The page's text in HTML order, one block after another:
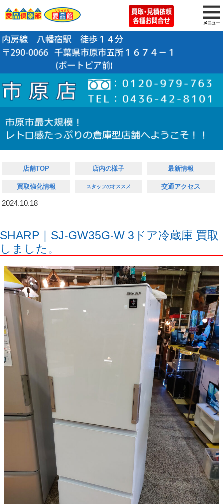
店舗TOP 店内の様子 最新情報
買取強化情報 スタッフのオススメ 交通アクセス
2024.10.18
SHARP｜SJ-GW35G-W 3ドア冷蔵庫 買取
しました。